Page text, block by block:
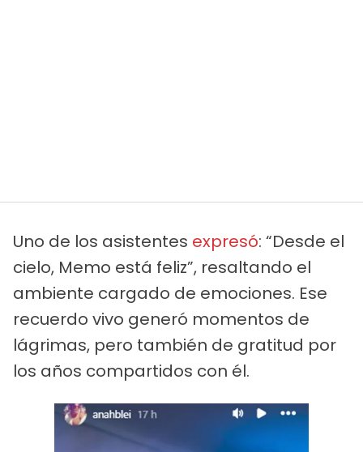
Uno de los asistentes expresó: “Desde el
cielo, Memo está feliz”, resaltando el
ambiente cargado de emociones. Ese
recuerdo vivo generó momentos de
lágrimas, pero también de gratitud por
los años compartidos con él.